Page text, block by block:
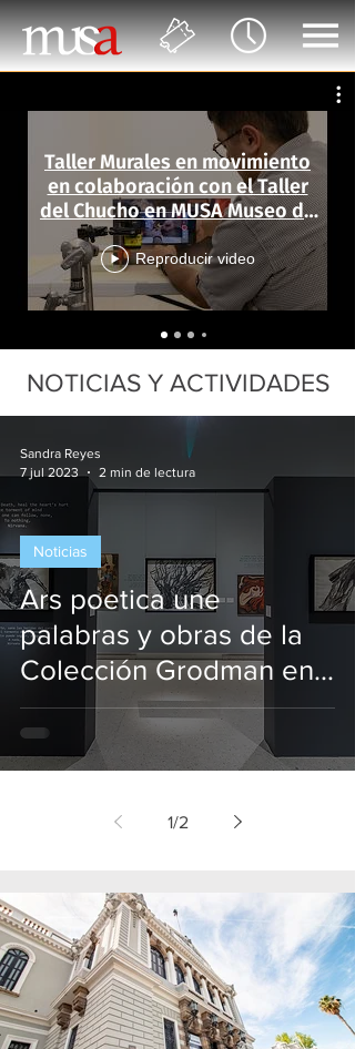
Taller Murales en movimiento
en colaboración con el Taller
del Chucho en MUSA Museo de
las Artes
Reproducir video
NOTICIAS Y ACTIVIDADES
Ars poetica une
palabras y obras de la
Colección Grodman en
MUSA
Noticias
Sandra Reyes
7 jul 2023
2 min de lectura
1/2